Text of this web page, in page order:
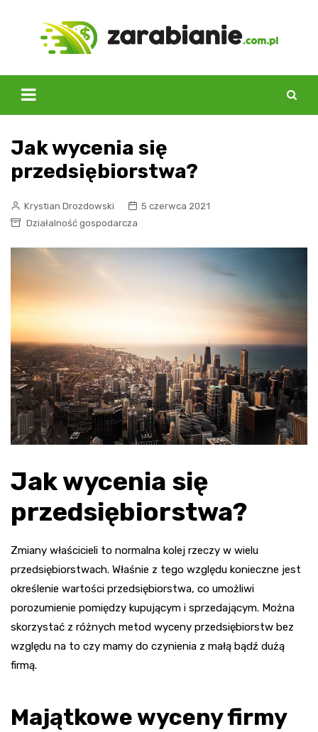
Jak wycenia się
przedsiębiorstwa?
Krystian Drozdowski
5 czerwca 2021
Działalność gospodarcza
Jak wycenia się
przedsiębiorstwa?
Zmiany właścicieli to normalna kolej rzeczy w wielu
przedsiębiorstwach. Właśnie z tego względu konieczne jest
określenie wartości przedsiębiorstwa, co umożliwi
porozumienie pomiędzy kupującym i sprzedającym. Można
skorzystać z różnych metod wyceny przedsiębiorstw bez
względu na to czy mamy do czynienia z małą bądź dużą
firmą.
Majątkowe wyceny firmy